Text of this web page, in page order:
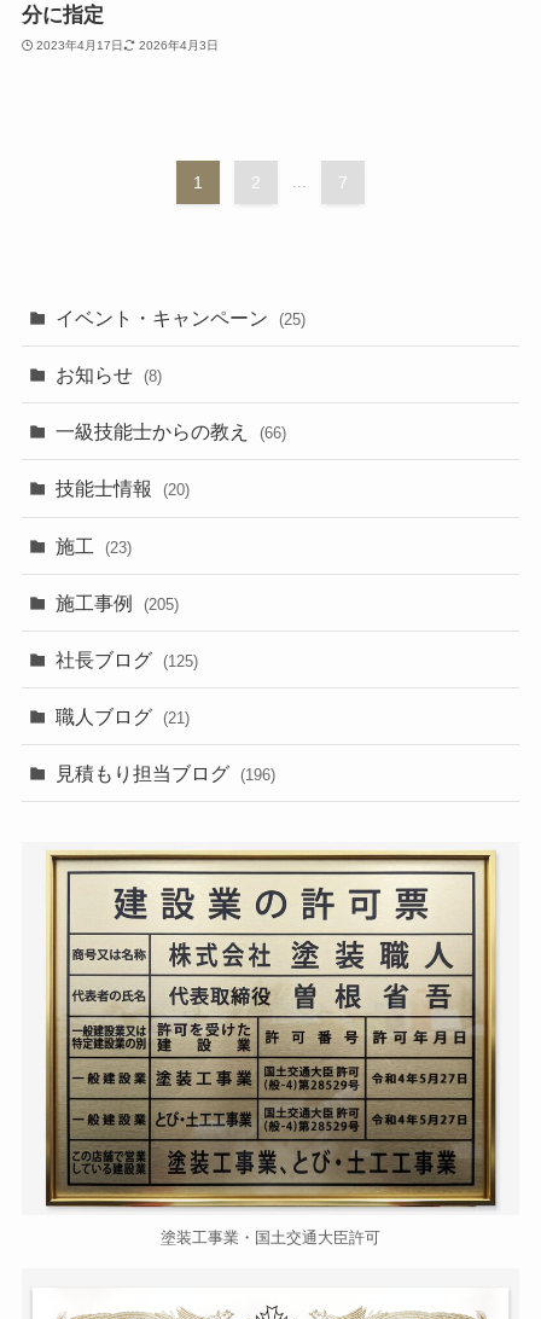
分に指定
2023年4月17日 2026年4月3日
1 2 ... 7
イベント・キャンペーン (25)
お知らせ (8)
一級技能士からの教え (66)
技能士情報 (20)
施工 (23)
施工事例 (205)
社長ブログ (125)
職人ブログ (21)
見積もり担当ブログ (196)
塗装工事業・国土交通大臣許可